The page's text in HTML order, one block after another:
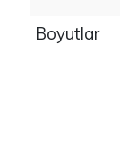
Boyutlar